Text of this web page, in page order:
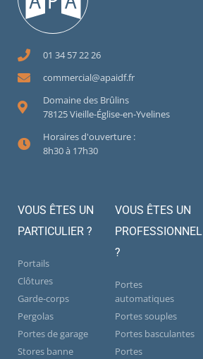
01 34 57 22 26
commercial@apaidf.fr
Domaine des Brûlins
78125 Vieille-Église-en-Yvelines
Horaires d'ouverture :
8h30 à 17h30
VOUS ÊTES UN
PARTICULIER ?
Portails
Clôtures
Garde-corps
Pergolas
Portes de garage
Stores banne
VOUS ÊTES UN
PROFESSIONNEL
?
Portes
automatiques
Portes souples
Portes basculantes
Portes